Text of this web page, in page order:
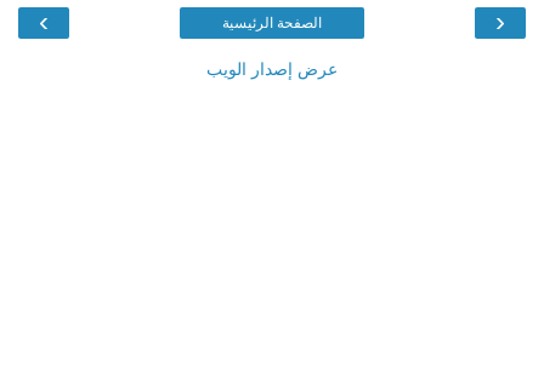
‹
› الصفحة الرئيسية
عرض إصدار الويب